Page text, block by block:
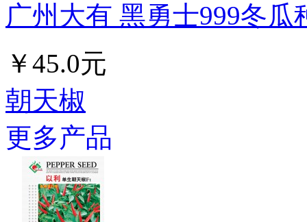
广州大有 黑勇士999冬
￥45.0元
朝天椒
更多产品